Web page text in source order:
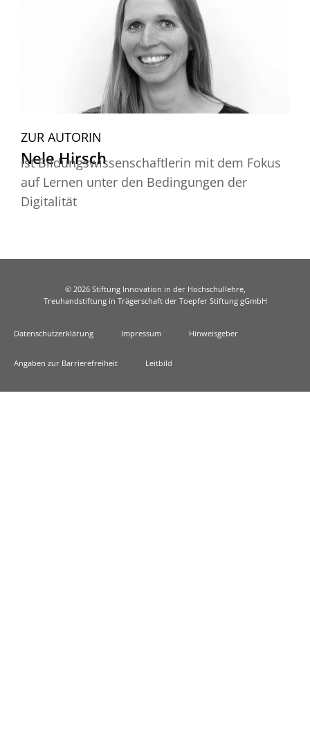
ZUR AUTORIN
Nele Hirsch
ist Bildungswissenschaftlerin mit dem Fokus
auf Lernen unter den Bedingungen der
Digitalität
© 2026 Stiftung Innovation in der Hochschullehre,
Treuhandstiftung in Trägerschaft der Toepfer Stiftung gGmbH
Datenschutzerklärung Impressum Hinweisgeber
Angaben zur Barrierefreiheit Leitbild